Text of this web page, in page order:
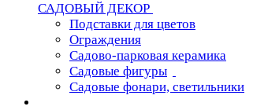
САДОВЫЙ ДЕКОР
Подставки для цветов
Ограждения
Садово-парковая керамика
Садовые фигуры
Садовые фонари, светильники